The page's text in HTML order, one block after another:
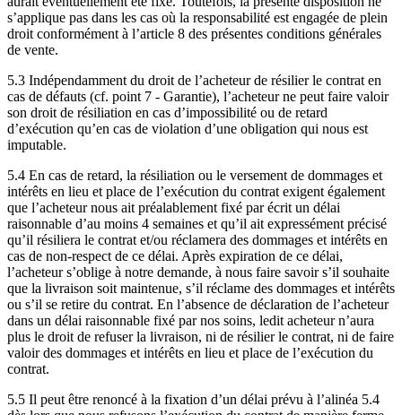
s’applique pas dans les cas où la responsabilité est engagée de plein
droit conformément à l’article 8 des présentes conditions générales
de vente.
5.3 Indépendamment du droit de l’acheteur de résilier le contrat en
cas de défauts (cf. point 7 - Garantie), l’acheteur ne peut faire valoir
son droit de résiliation en cas d’impossibilité ou de retard
d’exécution qu’en cas de violation d’une obligation qui nous est
imputable.
5.4 En cas de retard, la résiliation ou le versement de dommages et
intérêts en lieu et place de l’exécution du contrat exigent également
que l’acheteur nous ait préalablement fixé par écrit un délai
raisonnable d’au moins 4 semaines et qu’il ait expressément précisé
qu’il résiliera le contrat et/ou réclamera des dommages et intérêts en
cas de non-respect de ce délai. Après expiration de ce délai,
l’acheteur s’oblige à notre demande, à nous faire savoir s’il souhaite
que la livraison soit maintenue, s’il réclame des dommages et intérêts
ou s’il se retire du contrat. En l’absence de déclaration de l’acheteur
dans un délai raisonnable fixé par nos soins, ledit acheteur n’aura
plus le droit de refuser la livraison, ni de résilier le contrat, ni de faire
valoir des dommages et intérêts en lieu et place de l’exécution du
contrat.
5.5 Il peut être renoncé à la fixation d’un délai prévu à l’alinéa 5.4